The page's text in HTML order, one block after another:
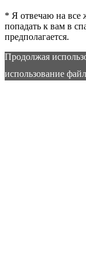
* Я отвечаю на все
попадать к вам в
предполагается.
Продолжая
использование